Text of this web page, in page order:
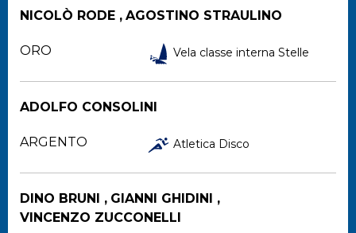
NICOLÒ RODE , AGOSTINO STRAULINO
ORO Vela classe interna Stelle
ADOLFO CONSOLINI
ARGENTO Atletica Disco
DINO BRUNI ,
GIANNI GHIDINI ,
VINCENZO ZUCCONELLI